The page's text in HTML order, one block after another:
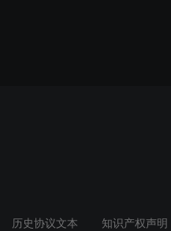
历史协议文本 知识产权声明